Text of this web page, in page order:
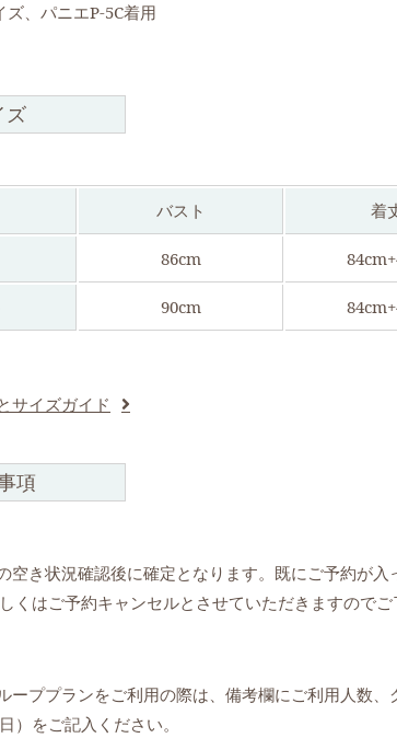
、パニエP-5C着用
ズ
バスト 着
86cm
90cm
サイズガイド
項
空き状況確認後に確定となります。既にご予約が
くはご予約キャンセルとさせていただきますのでご
ーププランをご利用の際は、備考欄にご利用人数
）をご記入ください。